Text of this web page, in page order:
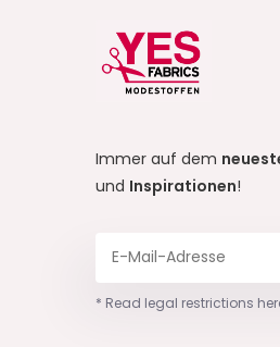
Immer auf dem
und Inspirationen!
* Read legal restrictions